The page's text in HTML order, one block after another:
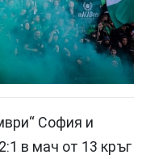
София и
в мач от 13 кръг